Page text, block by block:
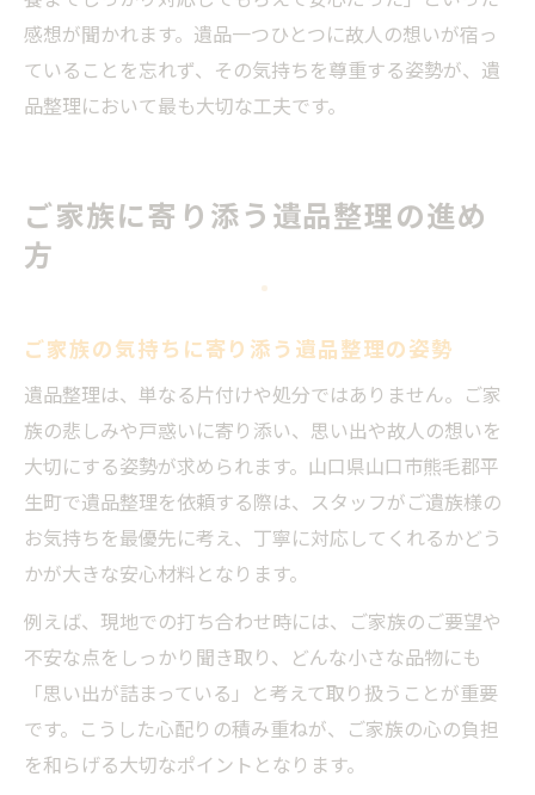
感想が聞かれます。遺品一つひとつに故人の想いが宿っ
ていることを忘れず、その気持ちを尊重する姿勢が、遺
品整理において最も大切な工夫です。
ご家族に寄り添う遺品整理の進め
方
ご家族の気持ちに寄り添う遺品整理の姿勢
遺品整理は、単なる片付けや処分ではありません。ご家
族の悲しみや戸惑いに寄り添い、思い出や故人の想いを
大切にする姿勢が求められます。山口県山口市熊毛郡平
生町で遺品整理を依頼する際は、スタッフがご遺族様の
お気持ちを最優先に考え、丁寧に対応してくれるかどう
かが大きな安心材料となります。
例えば、現地での打ち合わせ時には、ご家族のご要望や
不安な点をしっかり聞き取り、どんな小さな品物にも
「思い出が詰まっている」と考えて取り扱うことが重要
です。こうした心配りの積み重ねが、ご家族の心の負担
を和らげる大切なポイントとなります。